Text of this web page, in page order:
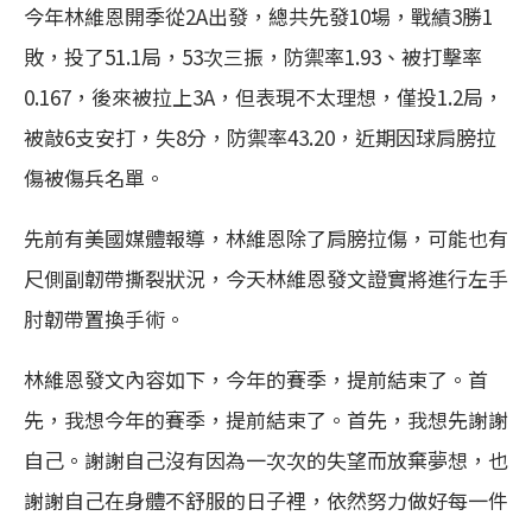
今年林維恩開季從2A出發，總共先發10場，戰績3勝1
敗，投了51.1局，53次三振，防禦率1.93、被打擊率
0.167，後來被拉上3A，但表現不太理想，僅投1.2局，
被敲6支安打，失8分，防禦率43.20，近期因球肩膀拉
傷被傷兵名單。
先前有美國媒體報導，林維恩除了肩膀拉傷，可能也有
尺側副韌帶撕裂狀況，今天林維恩發文證實將進行左手
肘韌帶置換手術。
林維恩發文內容如下，今年的賽季，提前結束了。首
先，我想今年的賽季，提前結束了。首先，我想先謝謝
自己。謝謝自己沒有因為一次次的失望而放棄夢想，也
謝謝自己在身體不舒服的日子裡，依然努力做好每一件